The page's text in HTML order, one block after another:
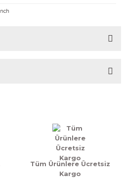
yorumu siz yapın!
Tüm Ürünlere Ücretsiz
Kargo